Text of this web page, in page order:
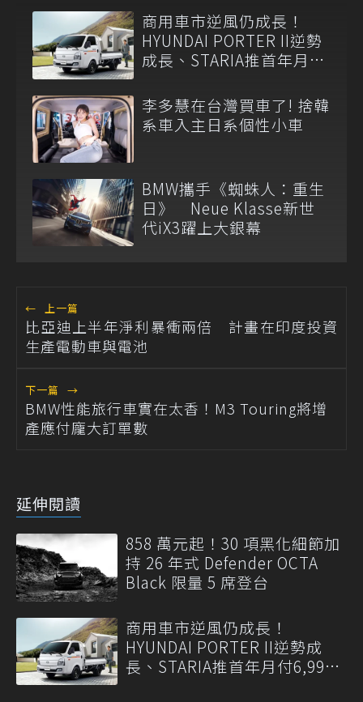
商用車市逆風仍成長！
HYUNDAI PORTER II逆勢
成長、STARIA推首年月付
李多慧在台灣買車了! 捨韓
系車入主日系個性小車
BMW攜手《蜘蛛人：重生
日》 Neue Klasse新世
代iX3躍上大銀幕
← 上一篇
比亞迪上半年淨利暴衝兩倍 計畫在印度投資
生產電動車與電池
下一篇 →
BMW性能旅行車實在太香！M3 Touring將增
產應付龐大訂單數
延伸閱讀
858 萬元起！30 項黑化細節加
持 26 年式 Defender OCTA
Black 限量 5 席登台
商用車市逆風仍成長！
HYUNDAI PORTER II逆勢成
長、STARIA推首年月付6,999